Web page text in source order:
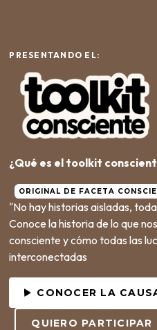
PRESENTANDO EL:
¿Qué es el toolkit
ORIGINAL DE FACETA
"No hay historias aisladas,
Conoce la historia de lo que
consciente y cómo todas las
interconectadas
CONOCER LA
QUIERO PARTICIPAR